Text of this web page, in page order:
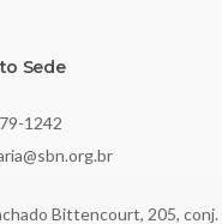
Sede
1242
Bittencourt, 205, conj.